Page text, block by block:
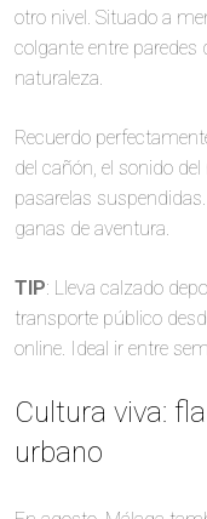
otro nivel. Situado a
colgante entre paredes
naturaleza.
Recuerdo
del cañón, el sonido
pasarelas
ganas de aventura.
TIP: Lleva calzado
transporte público
online. Ideal ir entre
Cultura viva:
urbano